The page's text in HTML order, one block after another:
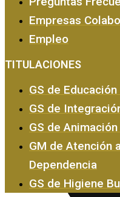
Empresas
Empleo
TITULACIONES
GS de
GS de
GS de
GM de Atención
Dependencia
GS de Higiene